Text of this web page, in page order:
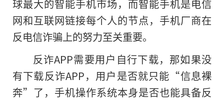
球最大的智能手机市场，而智能手机是电信
网和互联网链接每个人的节点，手机厂商在
反电信诈骗上的努力至关重要。
反诈APP需要用户自行下载，那如果没
有下载反诈APP，用户是否就只能“信息裸
奔”了，手机操作系统本身是否也能具备反